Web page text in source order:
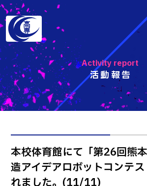
活動報告
Activity report
本校体育館にて「第26回熊
造アイデアロボットコンテ
れました。(11/11)
学科・専攻科
電子情報学系学科
知能制御情報工学科
情報工学科
融合・複合工学系学科
入試情報
入試速報
お知らせ